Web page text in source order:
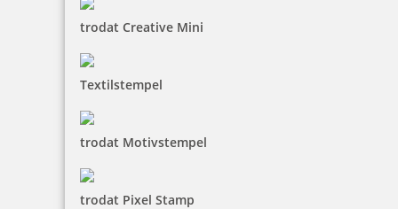
trodat Creative Mini
Textilstempel
trodat Motivstempel
trodat Pixel Stamp
HINWEISE
Versandinformationen
Zahlungsbedingungen